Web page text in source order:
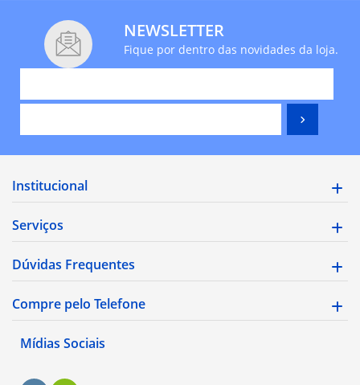
NEWSLETTER
Fique por dentro das novidades da loja.
Institucional
Serviços
Dúvidas Frequentes
Compre pelo Telefone
Mídias Sociais